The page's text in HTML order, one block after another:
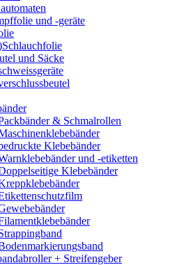
und -geräte
und Säcke
& Schmalrollen
Klebebänder
und -etiketten
Klebebänder
+ Streifengeber